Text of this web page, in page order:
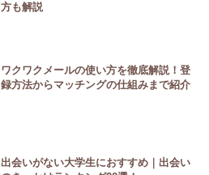
方も解説
ワクワクメールの使い方を徹底解説！登
録方法からマッチングの仕組みまで紹介
出会いがない大学生におすすめ｜出会い